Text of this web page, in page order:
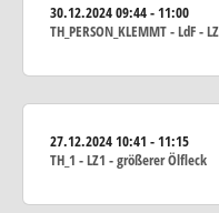
30.12.202409:44 - 11:00
TH_PERSON_KLEMMT - LdF
27.12.202410:41 - 11:15
TH_1 - LZ1 - größerer Ölfleck